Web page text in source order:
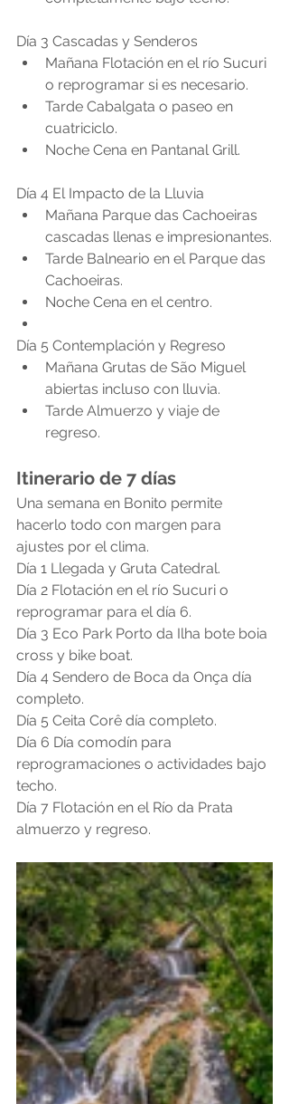
Día 3 Cascadas y Senderos
Mañana Flotación en el río Sucuri
o reprogramar si es necesario.
Tarde Cabalgata o paseo en
cuatriciclo.
Noche Cena en Pantanal Grill.
Día 4 El Impacto de la Lluvia
Mañana Parque das Cachoeiras
cascadas llenas e impresionantes.
Tarde Balneario en el Parque das
Cachoeiras.
Noche Cena en el centro.
Día 5 Contemplación y Regreso
Mañana Grutas de São Miguel
abiertas incluso con lluvia.
Tarde Almuerzo y viaje de
regreso.
Itinerario de 7 días
Una semana en Bonito permite
hacerlo todo con margen para
ajustes por el clima.
Día 1 Llegada y Gruta Catedral.
Día 2 Flotación en el río Sucuri o
reprogramar para el día 6.
Día 3 Eco Park Porto da Ilha bote boia
cross y bike boat.
Día 4 Sendero de Boca da Onça día
completo.
Día 5 Ceita Corê día completo.
Día 6 Día comodín para
reprogramaciones o actividades bajo
techo.
Día 7 Flotación en el Río da Prata
almuerzo y regreso.